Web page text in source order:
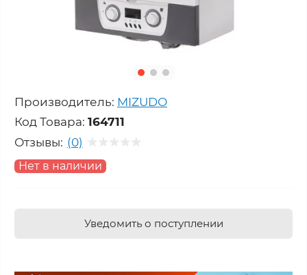
Производитель: MIZUDO
Код Товара: 164711
Отзывы: (0)
Нет в наличии
Уведомить о поступлении